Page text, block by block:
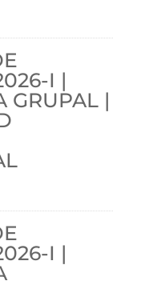
I |
GRUPAL |
I |